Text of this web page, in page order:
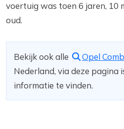
voertuig was toen 6 jaren, 10
oud.
Bekijk ook alle Opel
Nederland, via deze pagina
informatie te vinden.